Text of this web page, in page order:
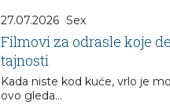
27.07.2026 Sex
Filmovi za odrasle koje
tajnosti
Kada niste kod kuće, vrlo je
ovo gleda...